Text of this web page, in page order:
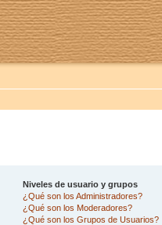
Niveles de usuario y grupos
¿Qué son los Administradores?
¿Qué son los Moderadores?
¿Qué son los Grupos de Usuarios?